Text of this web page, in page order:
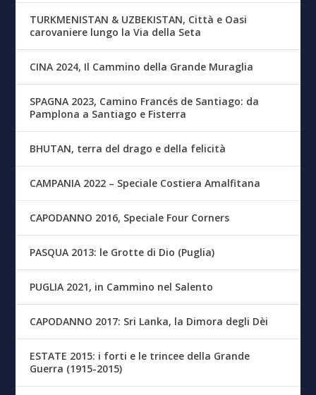
TURKMENISTAN & UZBEKISTAN, Città e Oasi
carovaniere lungo la Via della Seta
CINA 2024, Il Cammino della Grande Muraglia
SPAGNA 2023, Camino Francés de Santiago: da
Pamplona a Santiago e Fisterra
BHUTAN, terra del drago e della felicità
CAMPANIA 2022 – Speciale Costiera Amalfitana
CAPODANNO 2016, Speciale Four Corners
PASQUA 2013: le Grotte di Dio (Puglia)
PUGLIA 2021, in Cammino nel Salento
CAPODANNO 2017: Sri Lanka, la Dimora degli Dèi
ESTATE 2015: i forti e le trincee della Grande
Guerra (1915-2015)